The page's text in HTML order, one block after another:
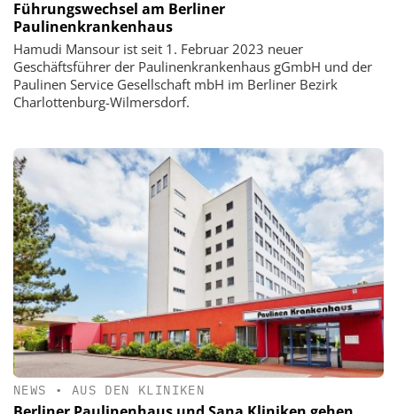
Führungswechsel am Berliner
Paulinenkrankenhaus
Hamudi Mansour ist seit 1. Februar 2023 neuer
Geschäftsführer der Paulinenkrankenhaus gGmbH und der
Paulinen Service Gesellschaft mbH im Berliner Bezirk
Charlottenburg-Wilmersdorf.
NEWS • AUS DEN KLINIKEN